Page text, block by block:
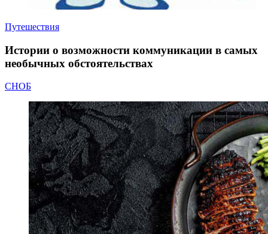
Путешествия
Истории о возможности коммуникации в самых
необычных обстоятельствах
СНОБ